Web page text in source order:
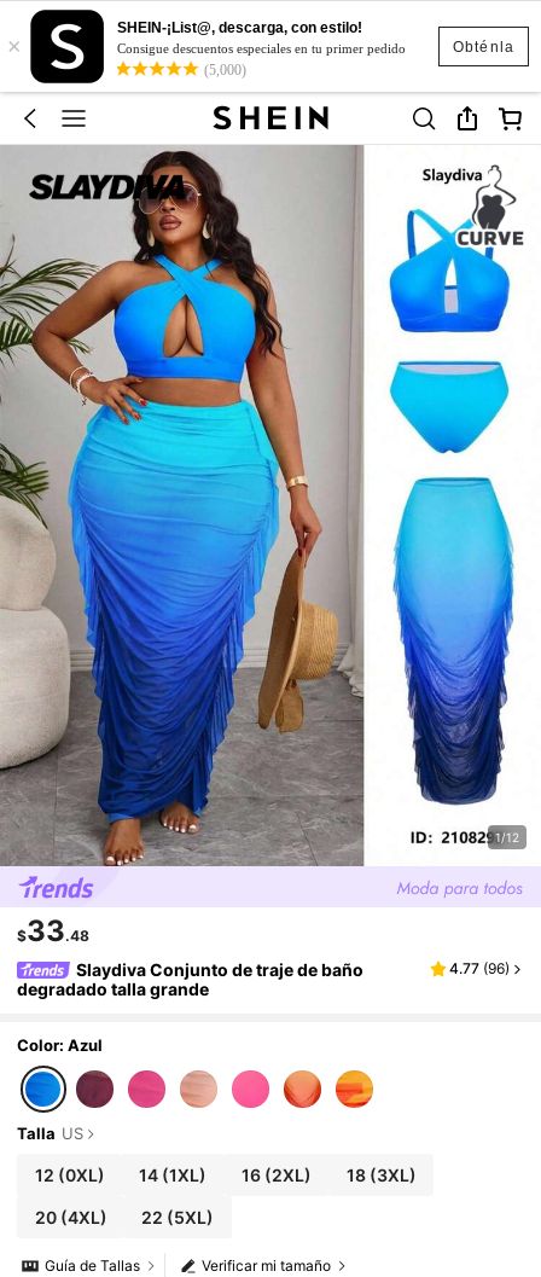
Obténla
×
SHEIN-¡List@, descarga, con estilo!
Consigue descuentos especiales en tu primer pedido
(5,000)
1/12
$33.48
Slaydiva Conjunto de traje de baño
degradado talla grande
4.77 (96)
Color: Azul
Talla US
12 (0XL) 14 (1XL) 16(2XL) 18(3XL)
20(4XL) 22 (5XL)
Verificar mi tamaño
Guía de Tallas